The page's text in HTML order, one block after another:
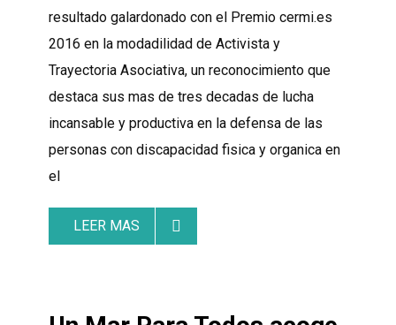
resultado galardonado con el Premio cermi.es
2016 en la modadilidad de Activista y
Trayectoria Asociativa, un reconocimiento que
destaca sus mas de tres decadas de lucha
incansable y productiva en la defensa de las
personas con discapacidad fisica y organica en
el
LEER MAS